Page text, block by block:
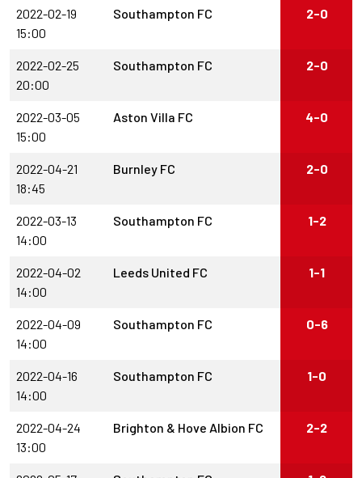
2022-02-19
15:00
Southampton FC 2-0
2022-02-25
20:00
Southampton FC 2-0
2022-03-05
15:00
Aston Villa FC 4-0
2022-04-21
18:45
Burnley FC 2-0
2022-03-13
14:00
Southampton FC 1-2
2022-04-02
14:00
Leeds United FC 1-1
2022-04-09
14:00
Southampton FC 0-6
2022-04-16
14:00
Southampton FC 1-0
2022-04-24
13:00
Brighton & Hove Albion FC 2-2